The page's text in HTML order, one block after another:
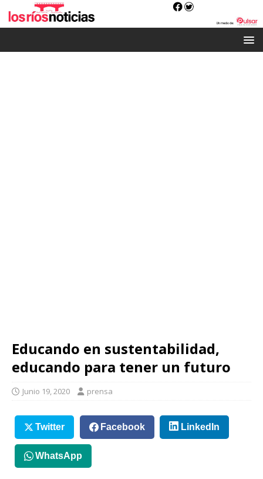
Educando en sustentabilidad,
educando para tener un futuro
Junio 19, 2020 prensa
Twitter Facebook LinkedIn
WhatsApp